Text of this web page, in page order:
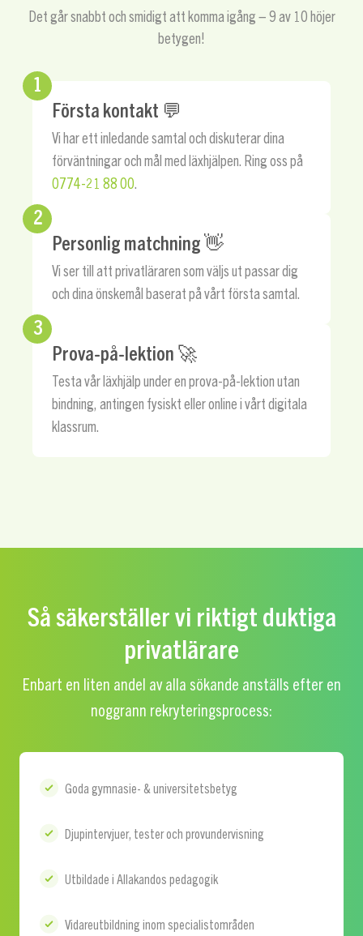
Det går snabbt och smidigt att komma igång – 9 av 10 höjer
betygen!
1
Första kontakt 💬
Vi har ett inledande samtal och diskuterar dina
förväntningar och mål med läxhjälpen. Ring oss på
0774-21 88 00.
2
Personlig matchning 👋
Vi ser till att privatläraren som väljs ut passar dig
och dina önskemål baserat på vårt första samtal.
3
Prova-på-lektion 🚀
Testa vår läxhjälp under en prova-på-lektion utan
bindning, antingen fysiskt eller online i vårt digitala
klassrum.
Så säkerställer vi riktigt duktiga
privatlärare
Enbart en liten andel av alla sökande anställs efter en
noggrann rekryteringsprocess:
Goda gymnasie- & universitetsbetyg
Djupintervjuer, tester och provundervisning
Utbildade i Allakandos pedagogik
Vidareutbildning inom specialistområden